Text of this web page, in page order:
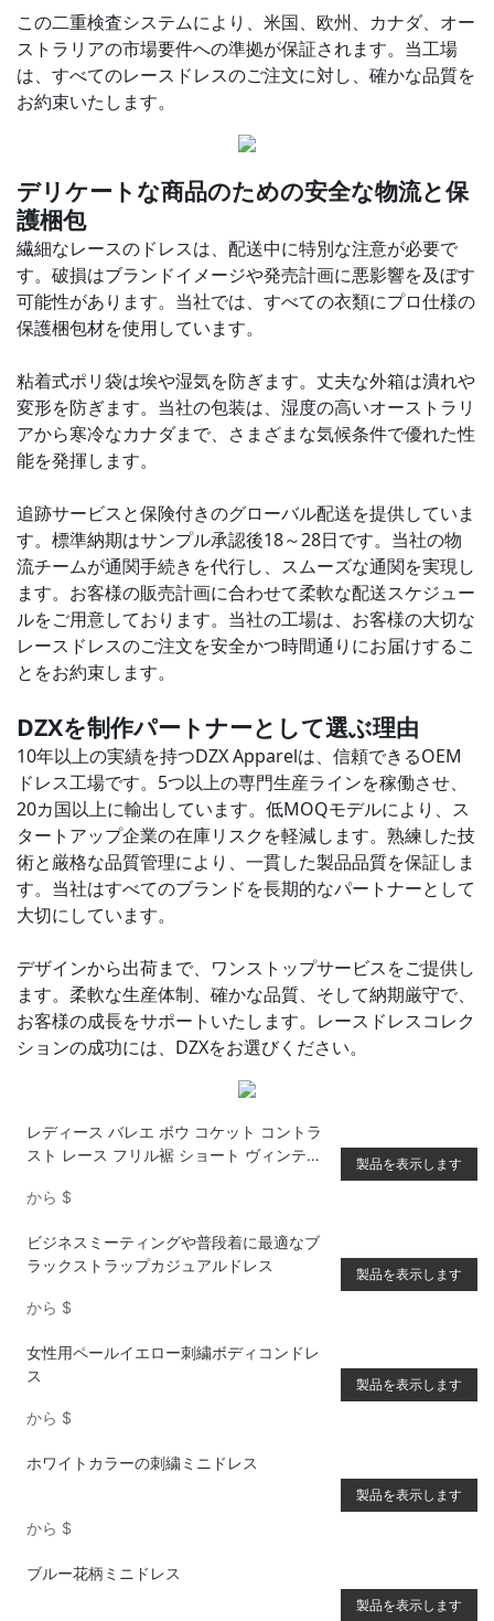
この二重検査システムにより、米国、欧州、カナダ、オー
ストラリアの市場要件への準拠が保証されます。当工場
は、すべてのレースドレスのご注文に対し、確かな品質を
お約束いたします。
デリケートな商品のための安全な物流と保
護梱包
繊細なレースのドレスは、配送中に特別な注意が必要で
す。破損はブランドイメージや発売計画に悪影響を及ぼす
可能性があります。当社では、すべての衣類にプロ仕様の
保護梱包材を使用しています。
粘着式ポリ袋は埃や湿気を防ぎます。丈夫な外箱は潰れや
変形を防ぎます。当社の包装は、湿度の高いオーストラリ
アから寒冷なカナダまで、さまざまな気候条件で優れた性
能を発揮します。
追跡サービスと保険付きのグローバル配送を提供していま
す。標準納期はサンプル承認後18～28日です。当社の物
流チームが通関手続きを代行し、スムーズな通関を実現し
ます。 お客様の販売計画に合わせて柔軟な配送スケジュー
ルをご用意しております。当社の工場は、お客様の大切な
レースドレスのご注文を安全かつ時間通りにお届けするこ
とをお約束します。
DZXを制作パートナーとして選ぶ理由
10年以上の実績を持つDZX Apparelは、信頼できるOEM
ドレス工場です。5つ以上の専門生産ラインを稼働させ、
20カ国以上に輸出しています。 低MOQモデルにより、ス
タートアップ企業の在庫リスクを軽減します。熟練した技
術と厳格な品質管理により、一貫した製品品質を保証しま
す。当社はすべてのブランドを長期的なパートナーとして
大切にしています。
デザインから出荷まで、ワン​​ストップサービスをご提供し
ます。柔軟な生産体制、確かな品質、そして納期厳守で、
お客様の成長をサポートいたします。レースドレスコレク
ションの成功には、DZXをお選びください。
レディース バレエ ボウ コケット コントラ
スト レース フリル裾 ショート ヴィンテー
から $
製品を表示します
ビジネスミーティングや普段着に最適なブ
ラックストラップカジュアルドレス
から $
製品を表示します
女性用ペールイエロー刺繍ボディコンドレ
ス
から $
製品を表示します
ホワイトカラーの刺繍ミニドレス
から $
製品を表示します
ブルー花柄ミニドレス
製品を表示します